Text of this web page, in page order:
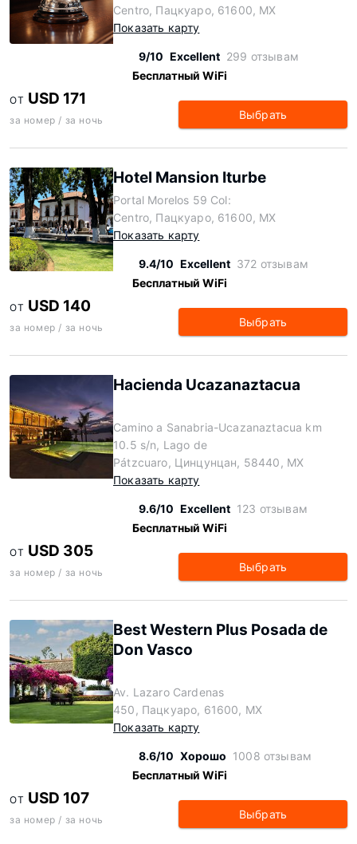
Centro, Пацкуаро, 61600, MX
Показать карту
9/10 Excellent 299 отзывам
Бесплатный WiFi
ОТ USD 171
за номер / за ночь Выбрать
Hotel Mansion Iturbe
Portal Morelos 59 Col:
Centro, Пацкуаро, 61600, MX
Показать карту
9.4/10 Excellent 372 отзывам
Бесплатный WiFi
ОТ USD 140
за номер / за ночь Выбрать
Hacienda Ucazanaztacua
Camino a Sanabria-Ucazanaztacua km
10.5 s/n, Lago de
Pátzcuaro, Цинцунцан, 58440, MX
Показать карту
9.6/10 Excellent 123 отзывам
Бесплатный WiFi
ОТ USD 305
за номер / за ночь Выбрать
Best Western Plus Posada de
Don Vasco
Av. Lazaro Cardenas
450, Пацкуаро, 61600, MX
Показать карту
8.6/10 Хорошо 1008 отзывам
Бесплатный WiFi
ОТ USD 107
за номер / за ночь Выбрать